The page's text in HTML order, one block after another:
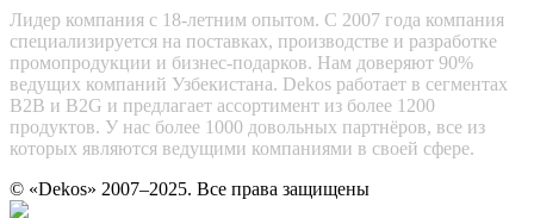
Лидер компания с 18-летним опытом. С 2007 года компания
специализируется на поставках, производстве и разработке
промопродукции и бизнес-подарков. Нам доверяют 90%
ведущих компаний Узбекистана. Dekos работает в сегментах
B2B и B2G и предлагает ассортимент из более 1200
продуктов. У нас более 1000 довольных партнёров, все из
которых являются ведущими компаниями в своей сфере.
© «Dekos» 2007–2025. Все права защищены